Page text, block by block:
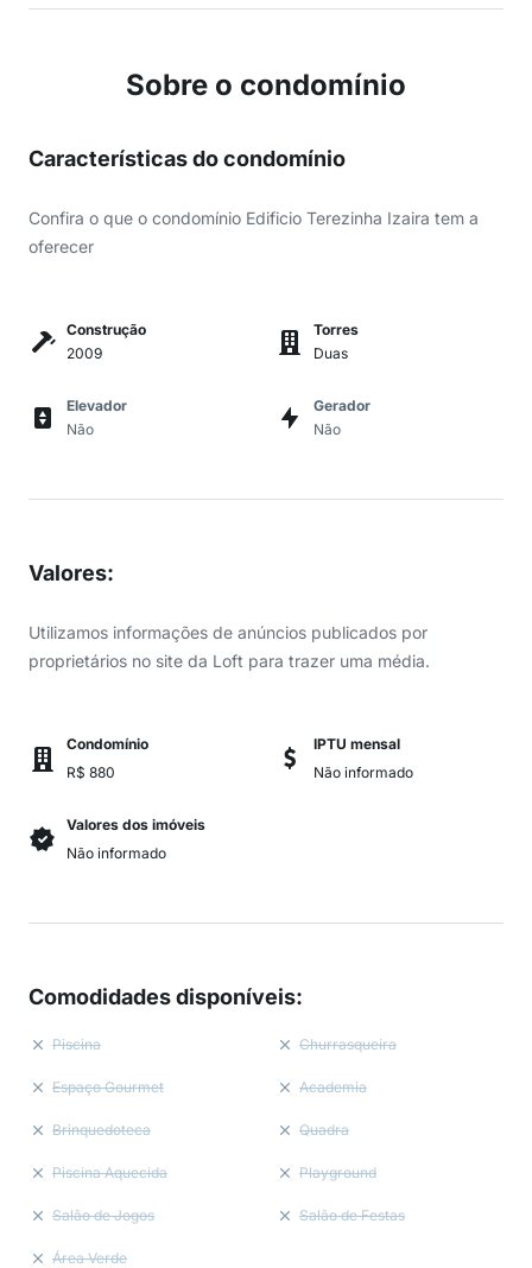
Sobre o condomínio
Características do condomínio
Confira o que o condomínio Edificio Terezinha Izaira tem a
oferecer
Construção
2009
Torres
Duas
Elevador
Não
Gerador
Não
Valores:
Utilizamos informações de anúncios publicados por
proprietários no site da Loft para trazer uma média.
Condomínio
R$ 880
IPTU mensal
Não informado
Valores dos imóveis
Não informado
Comodidades disponíveis:
Piscina Churrasqueira
Espaço Gourmet Academia
Brinquedoteca Quadra
Piscina Aquecida Playground
Salão de Jogos Salão de Festas
Área Verde